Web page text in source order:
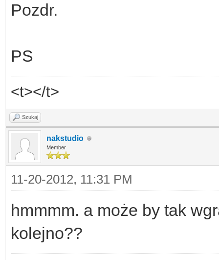
Pozdr.
PS
<t></t>
Szukaj
nakstudio
Member
11-20-2012, 11:31 PM
hmmmm. a może by tak
kolejno??